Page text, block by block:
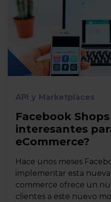
API y Marketplaces
Facebook
interesantes
eCommerce?
Hace unos meses
implementar esta nueva
commerce ofrece un
clientes a este nuevo